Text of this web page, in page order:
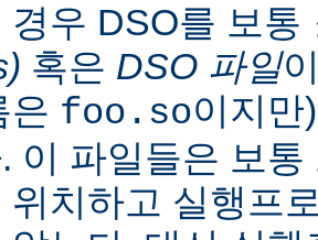
경우 DSO를 보통
혹은 DSO 파일
은 foo.so이지만
이 파일들은 보
위치하고 실행프